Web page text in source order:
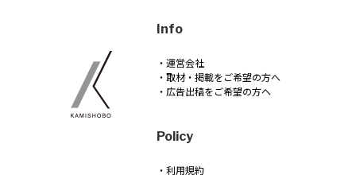
Info
・運営会社
・取材・掲載をご希望の方へ
・広告出稿をご希望の方へ
Policy
・利用規約